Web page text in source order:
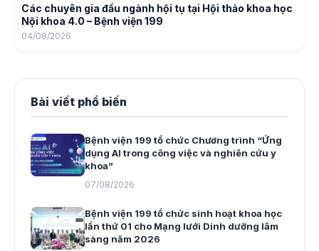
Các chuyên gia đầu ngành hội tụ tại Hội thảo khoa học
Nội khoa 4.0 – Bệnh viện 199
04/08/2026
Bài viết phổ biến
Bệnh viện 199 tổ chức Chương trình “Ứng
dụng AI trong công việc và nghiên cứu y
khoa”
07/08/2026
Bệnh viện 199 tổ chức sinh hoạt khoa học
lần thứ 01 cho Mạng lưới Dinh dưỡng lâm
sàng năm 2026